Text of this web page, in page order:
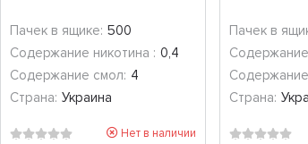
Пачек в ящике: 500
Содержание никотина : 0,4
Содержание смол: 4
Страна: Украина
Нет в наличии
Пачек в
Страна: